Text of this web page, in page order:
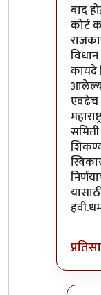
बाद
कोर्ट
कायदे
एवढेच